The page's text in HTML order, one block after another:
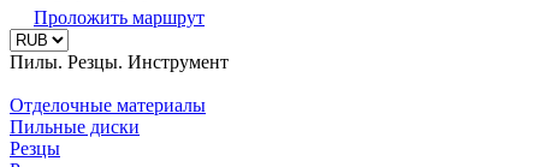
Проложить маршрут
Пилы. Резцы. Инструмент
Отделочные материалы
Пильные диски
Резцы